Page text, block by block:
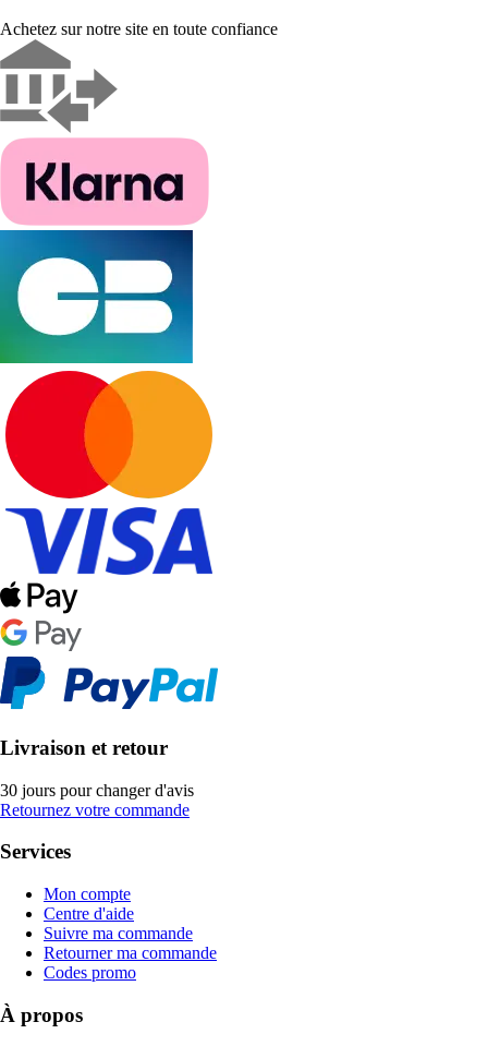
Achetez sur notre site en toute confiance
Livraison et retour
30 jours pour changer d'avis
Retournez votre commande
Services
Mon compte
Centre d'aide
Suivre ma commande
Retourner ma commande
Codes promo
À propos